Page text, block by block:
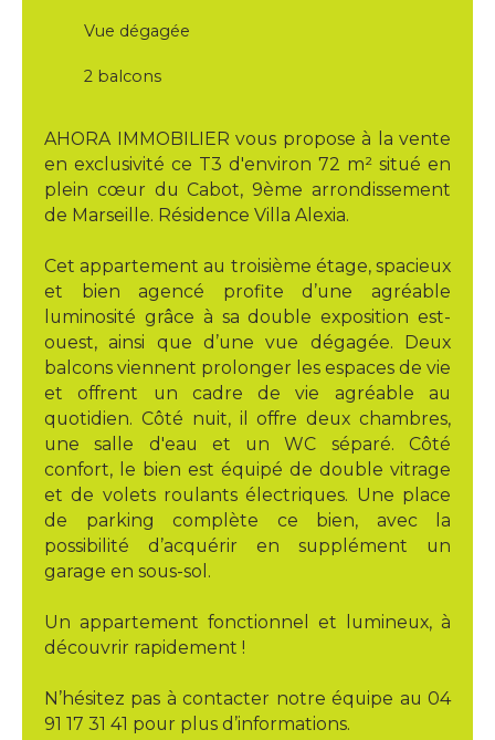
Vue dégagée
2 balcons
AHORA IMMOBILIER vous propose à la vente
en exclusivité ce T3 d'environ 72 m² situé en
plein cœur du Cabot, 9ème arrondissement
de Marseille. Résidence Villa Alexia.
Cet appartement au troisième étage, spacieux
et bien agencé profite d’une agréable
luminosité grâce à sa double exposition est-
ouest, ainsi que d’une vue dégagée. Deux
balcons viennent prolonger les espaces de vie
et offrent un cadre de vie agréable au
quotidien. Côté nuit, il offre deux chambres,
une salle d'eau et un WC séparé. Côté
confort, le bien est équipé de double vitrage
et de volets roulants électriques. Une place
de parking complète ce bien, avec la
possibilité d’acquérir en supplément un
garage en sous-sol.
Un appartement fonctionnel et lumineux, à
découvrir rapidement !
N’hésitez pas à contacter notre équipe au 04
91 17 31 41 pour plus d’informations.